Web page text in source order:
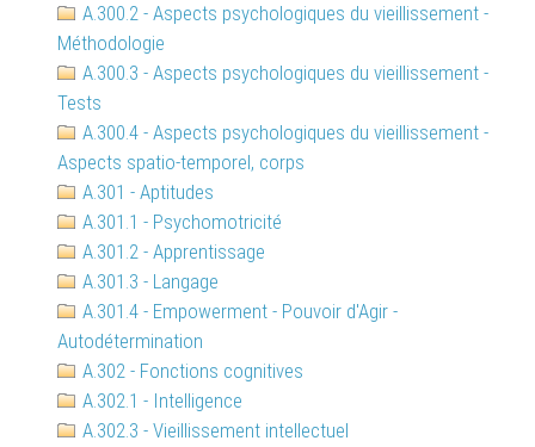
A.300.2 - Aspects psychologiques du vieillissement -
Méthodologie
A.300.3 - Aspects psychologiques du vieillissement -
Tests
A.300.4 - Aspects psychologiques du vieillissement -
Aspects spatio-temporel, corps
A.301 - Aptitudes
A.301.1 - Psychomotricité
A.301.2 - Apprentissage
A.301.3 - Langage
A.301.4 - Empowerment - Pouvoir d'Agir -
Autodétermination
A.302 - Fonctions cognitives
A.302.1 - Intelligence
A.302.3 - Vieillissement intellectuel